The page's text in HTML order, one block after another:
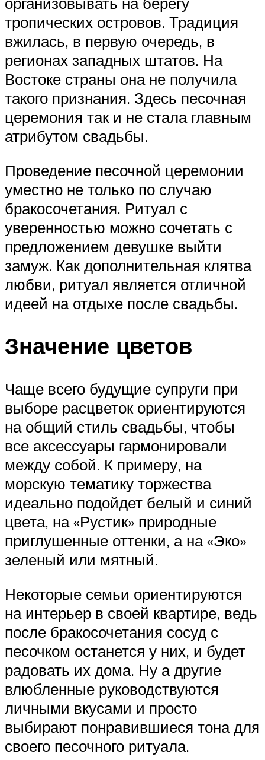
тропических островов. Традиция
вжилась, в первую очередь, в
регионах западных штатов. На
Востоке страны она не получила
такого признания. Здесь песочная
церемония так и не стала главным
атрибутом свадьбы.
Проведение песочной церемонии
уместно не только по случаю
бракосочетания. Ритуал с
уверенностью можно сочетать с
предложением девушке выйти
замуж. Как дополнительная клятва
любви, ритуал является отличной
идеей на отдыхе после свадьбы.
Значение цветов
Чаще всего будущие супруги при
выборе расцветок ориентируются
на общий стиль свадьбы, чтобы
все аксессуары гармонировали
между собой. К примеру, на
морскую тематику торжества
идеально подойдет белый и синий
цвета, на «Рустик» природные
приглушенные оттенки, а на «Эко»
зеленый или мятный.
Некоторые семьи ориентируются
на интерьер в своей квартире, ведь
после бракосочетания сосуд с
песочком останется у них, и будет
радовать их дома. Ну а другие
влюбленные руководствуются
личными вкусами и просто
выбирают понравившиеся тона для
своего песочного ритуала.